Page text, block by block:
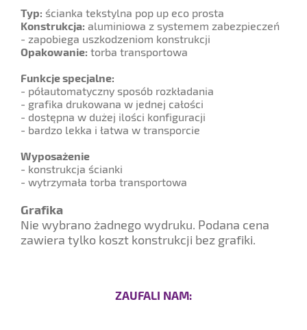
Typ: ścianka tekstylna pop up eco prosta
Konstrukcja: aluminiowa z systemem zabezpieczeń
- zapobiega uszkodzeniom konstrukcji
Opakowanie: torba transportowa
Funkcje specjalne:
- półautomatyczny sposób rozkładania
- grafika drukowana w jednej całości
- dostępna w dużej ilości konfiguracji
- bardzo lekka i łatwa w transporcie
Wyposażenie
- konstrukcja ścianki
- wytrzymała torba transportowa
Grafika
Nie wybrano żadnego wydruku. Podana cena
zawiera tylko koszt konstrukcji bez grafiki.
ZAUFALI NAM: